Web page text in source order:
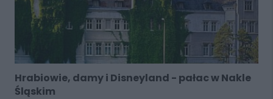
Hrabiowie, damy i Disneyland - pałac w Nakle
Śląskim